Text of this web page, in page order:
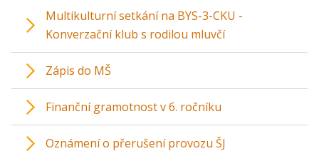
Multikulturní setkání na BYS-3-CKU -
Konverzační klub s rodilou mluvčí
Zápis do MŠ
Finanční gramotnost v 6. ročníku
Oznámení o přerušení provozu ŠJ